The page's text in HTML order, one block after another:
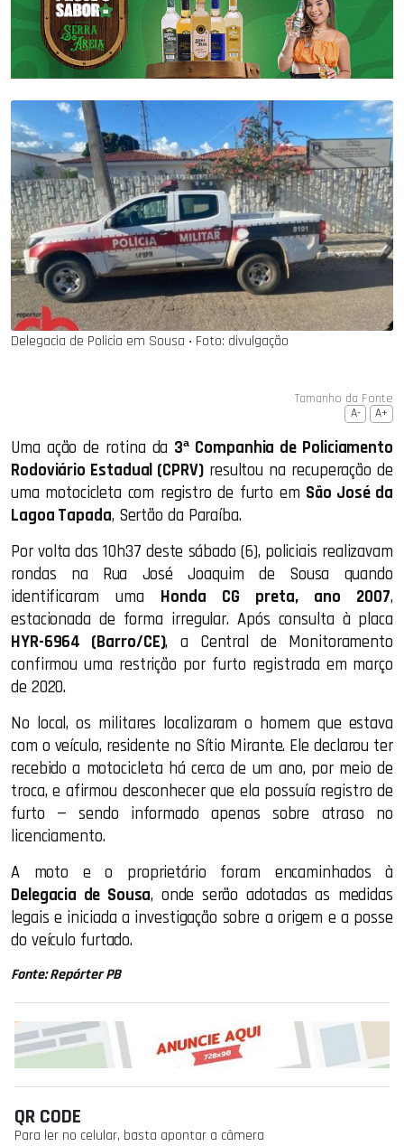
Delegacia de Policia em Sousa ‧ Foto: divulgação
Tamanho da Fonte
A- A+
Uma ação de rotina da 3ª Companhia de Policiamento
Rodoviário Estadual (CPRV)resultou na recuperação de
uma motocicleta com registro de furto em São José da
Lagoa Tapada, Sertão da Paraíba.
Por volta das 10h37 deste sábado (6), policiais realizavam
rondas na Rua José Joaquim de Sousa quando
identificaram uma Honda CG preta, ano 2007,
estacionada de forma irregular. Após consulta à placa
HYR-6964 (Barro/CE), a Central de Monitoramento
confirmou uma restrição por furto registrada em março
de 2020.
No local, os militares localizaram o homem que estava
com o veículo, residente no Sítio Mirante. Ele declarou ter
recebido a motocicleta há cerca de um ano, por meio de
troca, e afirmou desconhecer que ela possuía registro de
furto — sendo informado apenas sobre atraso no
licenciamento.
A moto e o proprietário foram encaminhados à
Delegacia de Sousa, onde serão adotadas as medidas
legais e iniciada a investigação sobre a origem e a posse
do veículo furtado.
Fonte: Repórter PB
QR CODE
Para ler no celular, basta apontar a câmera